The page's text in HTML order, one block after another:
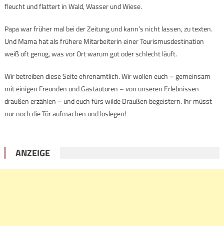
fleucht und flattert in Wald, Wasser und Wiese.
Papa war früher mal bei der Zeitung und kann’s nicht lassen, zu texten.
Und Mama hat als frühere Mitarbeiterin einer Tourismusdestination
weiß oft genug, was vor Ort warum gut oder schlecht läuft.
Wir betreiben diese Seite ehrenamtlich. Wir wollen euch – gemeinsam
mit einigen Freunden und Gastautoren – von unseren Erlebnissen
draußen erzählen – und euch fürs wilde Draußen begeistern. Ihr müsst
nur noch die Tür aufmachen und loslegen!
ANZEIGE